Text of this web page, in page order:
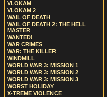
VLOKAM
VLOKAM 2
WAIL OF DEATH
WAIL OF DEATH 2: THE HELL
MASTER
WANTED!
WAR CRIMES
WAR: THE KILLER
WINDMILL
WORLD WAR 3: MISSION 1
WORLD WAR 3: MISSION 2
WORLD WAR 3: MISSION 3
WORST HOLIDAY
X-TREME VIOLENCE